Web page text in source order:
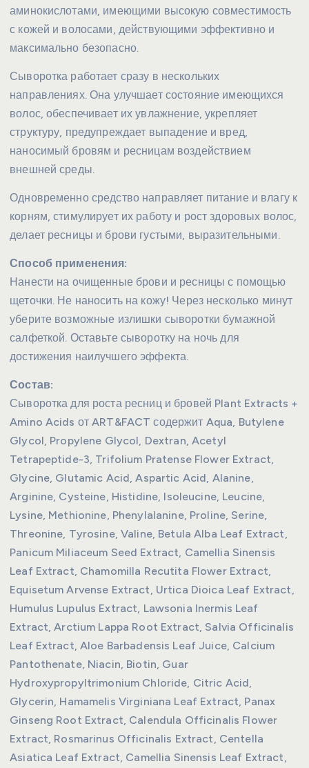
аминокислотами, имеющими высокую совместимость
с кожей и волосами, действующими эффективно и
максимально безопасно.
Сыворотка работает сразу в нескольких
направлениях. Она улучшает состояние имеющихся
волос, обеспечивает их увлажнение, укрепляет
структуру, предупреждает выпадение и вред,
наносимый бровям и ресницам воздействием
внешней среды.
Одновременно средство направляет питание и влагу к
корням, стимулирует их работу и рост здоровых волос,
делает ресницы и брови густыми, выразительными.
Способ применения:
Нанести на очищенные брови и ресницы с помощью
щеточки. Не наносить на кожу! Через несколько минут
уберите возможные излишки сыворотки бумажной
салфеткой. Оставьте сыворотку на ночь для
достижения наилучшего эффекта.
Состав:
Сыворотка для роста ресниц и бровей Plant Extracts +
Amino Acids от ART&FACT содержит Aqua, Butylene
Glycol, Propylene Glycol, Dextran, Acetyl
Tetrapeptide-3, Trifolium Pratense Flower Extract,
Glycine, Glutamic Acid, Aspartic Acid, Alanine,
Arginine, Cysteine, Histidine, Isoleucine, Leucine,
Lysine, Methionine, Phenylalanine, Proline, Serine,
Threonine, Tyrosine, Valine, Betula Alba Leaf Extract,
Panicum Miliaceum Seed Extract, Camellia Sinensis
Leaf Extract, Chamomilla Recutita Flower Extract,
Equisetum Arvense Extract, Urtica Dioica Leaf Extract,
Humulus Lupulus Extract, Lawsonia Inermis Leaf
Extract, Arctium Lappa Root Extract, Salvia Officinalis
Leaf Extract, Aloe Barbadensis Leaf Juice, Calcium
Pantothenate, Niacin, Biotin, Guar
Hydroxypropyltrimonium Chloride, Citric Acid,
Glycerin, Hamamelis Virginiana Leaf Extract, Panax
Ginseng Root Extract, Calendula Officinalis Flower
Extract, Rosmarinus Officinalis Extract, Centella
Asiatica Leaf Extract, Camellia Sinensis Leaf Extract,